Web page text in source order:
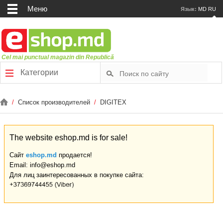
Меню Язык: MD RU
Cel mai punctual magazin din Republică
Категории
/ Список производителей / DIGITEX
The website eshop.md is for sale!
Сайт eshop.md продается!
Email: info@eshop.md
Для лиц заинтересованных в покупке сайта: